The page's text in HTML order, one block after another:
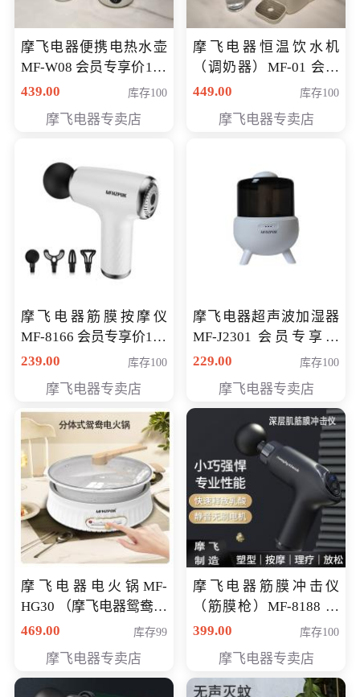
摩飞电器便携电热水壶
MF-W08 会员专享价198
元
439.00 库存100
摩飞电器专卖店
摩飞电器恒温饮水机
（调奶器）MF-01 会员
专享价366元
449.00 库存100
摩飞电器专卖店
摩飞电器筋膜按摩仪
MF-8166 会员专享价168
元
239.00 库存100
摩飞电器专卖店
摩飞电器超声波加湿器
MF-J2301 会员专享价
168元
229.00 库存100
摩飞电器专卖店
摩飞电器电火锅MF-
HG30 （摩飞电器鸳鸯锅
MF-HG30 ） 会员专享价
469.00 库存99
摩飞电器专卖店
摩飞电器筋膜冲击仪
（筋膜枪）MF-8188 会
员专享价268元
399.00 库存100
摩飞电器专卖店